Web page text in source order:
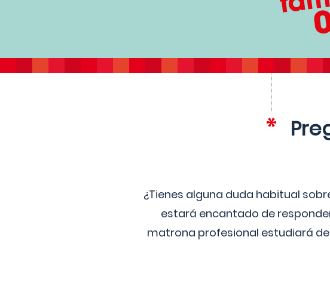
¿Tienes alguna duda habitual
estará encantado de
matrona profesional estudiará